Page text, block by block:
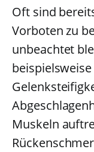
Oft sind
Vorboten zu
unbeachtet
Muskeln